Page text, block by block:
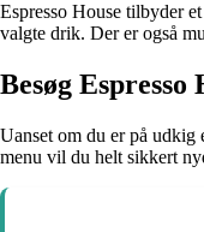
Espresso House tilbyder
valgte drik. Der er også
Besøg
Uanset om du er på udkig
menu vil du helt sikkert